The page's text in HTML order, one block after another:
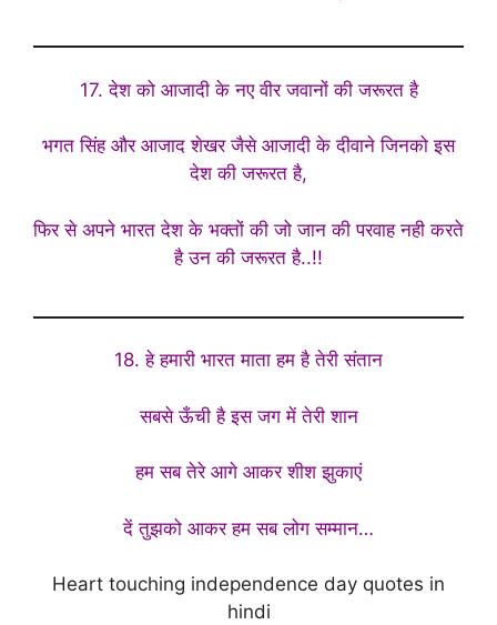
17. देश को आजादी के नए वीर जवानों की जरूरत है
भगत सिंह और आजाद शेखर जैसे आजादी के दीवाने जिनको इस
देश की जरूरत है,
फिर से अपने भारत देश के भक्तों की जो जान की परवाह नही करते
है उन की जरूरत है..!!
18. हे हमारी भारत माता हम है तेरी संतान
सबसे ऊँची है इस जग में तेरी शान
हम सब तेरे आगे आकर शीश झुकाएं
दें तुझको आकर हम सब लोग सम्मान…
Heart touching independence day quotes in
hindi